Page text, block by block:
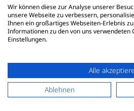
Wir können diese zur Analyse unserer
unsere Webseite zu verbessern,
Ihnen ein großartiges Webseiten-Erlebnis
Informationen zu den von uns verwendeten
Einstellungen.
Alle
Ablehnen